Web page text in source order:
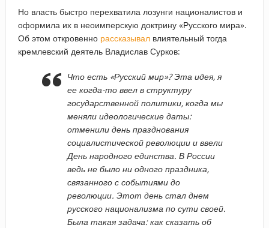
Но власть быстро перехватила лозунги националистов и
оформила их в неоимперскую доктрину «Русского мира».
Об этом откровенно рассказывалвлиятельный тогда
кремлевский деятель Владислав Сурков:
Что есть «Русский мир»? Эта идея, я
ее когда-то ввел в структуру
государственной политики, когда мы
меняли идеологические даты:
отменили день празднования
социалистической революции и ввели
День народного единства. В России
ведь не было ни одного праздника,
связанного с событиями до
революции. Этот день стал днем
русского национализма по сути своей.
Была такая задача: как сказать об